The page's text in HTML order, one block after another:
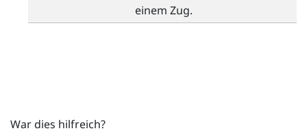
einem Zug.
War dies hilfreich?